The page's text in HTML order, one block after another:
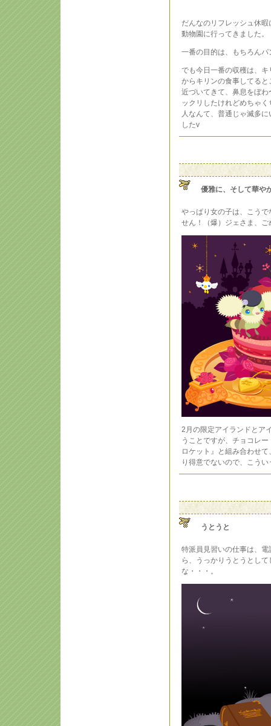
だんなのリフレッシュ休
動物園に行ってきました。
一番の目的は、もちろん
でも今日一番の収穫は、
からキリンの食事してる
近づいてきて、鼻息をぼ
ックリしたけれどめちゃ
人なんて、普通じゃ滅多
したv
優雅に、そして華や
やっぱり女の子は、こう
せん！（爆）ジェさま、ご
2月の限定アイランドとア
うことですが、チョコレ
ロケット』と組み合わせ
り得意でないので、こう
うとうと
特派員見習いの仕事は、
ら、うっかりうとうとし
な・・・。